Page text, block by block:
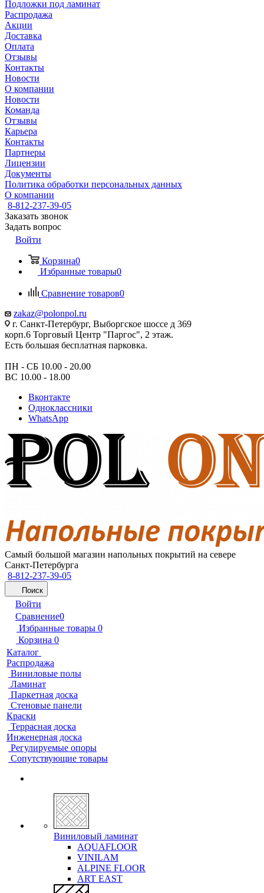
Подложки под ламинат
Распродажа
Акции
Доставка
Оплата
Отзывы
Контакты
Новости
О компании
Новости
Команда
Отзывы
Карьера
Контакты
Партнеры
Лицензии
Документы
Политика обработки персональных данных
О компании
8-812-237-39-05
Заказать звонок
Задать вопрос
Войти
Корзина0
Избранные товары0
Сравнение товаров0
zakaz@polonpol.ru
г. Санкт-Петербург, Выборгское шоссе д 369
корп.6 Торговый Центр "Паргос", 2 этаж.
Есть большая бесплатная парковка.
ПН - СБ 10.00 - 20.00
ВС 10.00 - 18.00
Вконтакте
Одноклассники
WhatsApp
Самый большой магазин напольных покрытий на севере
Санкт-Петербурга
8-812-237-39-05
Поиск
Войти
Сравнение0
Избранные товары 0
Корзина 0
Каталог
Распродажа
Виниловые полы
Ламинат
Паркетная доска
Стеновые панели
Краски
Террасная доска
Инженерная доска
Регулируемые опоры
Сопутствующие товары
Виниловый ламинат
AQUAFLOOR
VINILAM
ALPINE FLOOR
ART EAST